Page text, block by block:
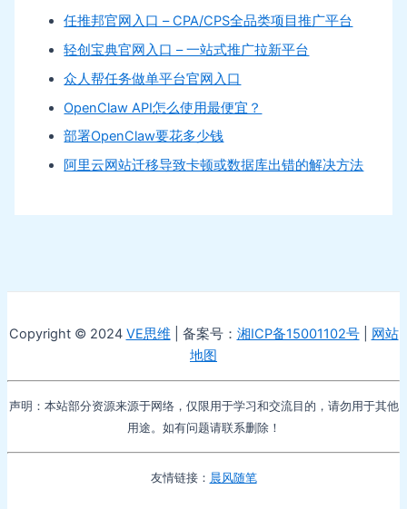
任推邦官网入口 – CPA/CPS全品类项目推广平台
轻创宝典官网入口 – 一站式推广拉新平台
众人帮任务做单平台官网入口
OpenClaw API怎么使用最便宜？
部署OpenClaw要花多少钱
阿里云网站迁移导致卡顿或数据库出错的解决方法
Copyright © 2024 VE思维 | 备案号： 湘ICP备15001102号| 网站
地图
声明：本站部分资源来源于网络，仅限用于学习和交流目的，请勿用于其他
用途。如有问题请联系删除！
友情链接： 晨风随笔